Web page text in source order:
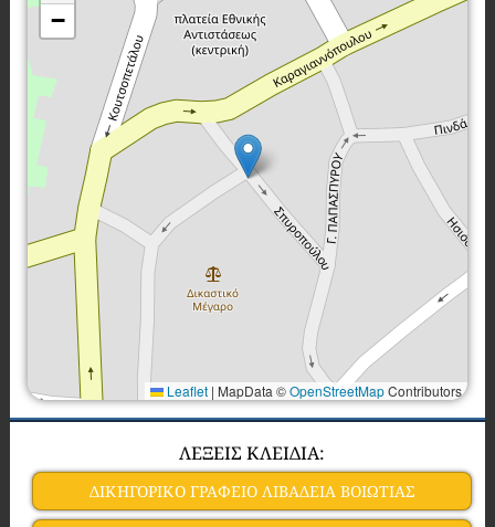
−
Leaflet | MapData ©OpenStreetMapContributors
ΛΕΞΕΙΣ ΚΛΕΙΔΙΑ:
ΔΙΚΗΓΟΡΙΚΟ ΓΡΑΦΕΙΟ ΛΙΒΑΔΕΙΑ ΒΟΙΩΤΙΑΣ